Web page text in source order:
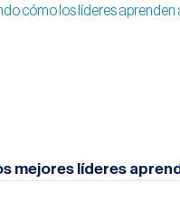
mejores líderes